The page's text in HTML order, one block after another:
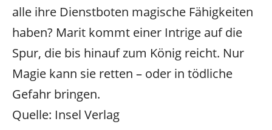
alle ihre Dienstboten magische Fähigkeiten
haben? Marit kommt einer Intrige auf die
Spur, die bis hinauf zum König reicht. Nur
Magie kann sie retten – oder in tödliche
Gefahr bringen.
Quelle: Insel Verlag